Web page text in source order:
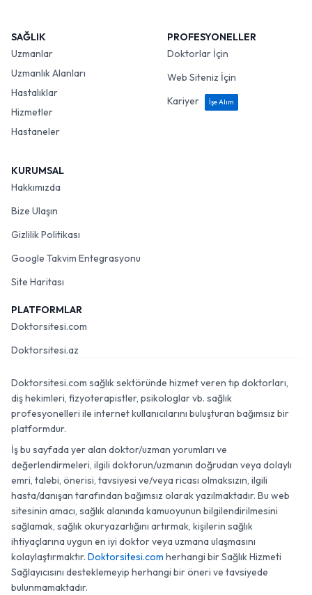
SAĞLIK
Uzmanlar
Uzmanlık Alanları
Hastalıklar
Hizmetler
Hastaneler
PROFESYONELLER
Doktorlar İçin
Web Siteniz İçin
Kariyer
İşe Alım
KURUMSAL
Hakkımızda
Bize Ulaşın
Gizlilik Politikası
Google Takvim Entegrasyonu
Site Haritası
PLATFORMLAR
Doktorsitesi.com
Doktorsitesi.az
Doktorsitesi.com sağlık sektöründe hizmet veren tıp doktorları,
diş hekimleri, fizyoterapistler, psikologlar vb. sağlık
profesyonelleri ile internet kullanıcılarını buluşturan bağımsız bir
platformdur.
İş bu sayfada yer alan doktor/uzman yorumları ve
değerlendirmeleri, ilgili doktorun/uzmanın doğrudan veya dolaylı
emri, talebi, önerisi, tavsiyesi ve/veya ricası olmaksızın, ilgili
hasta/danışan tarafından bağımsız olarak yazılmaktadır. Bu web
sitesinin amacı, sağlık alanında kamuoyunun bilgilendirilmesini
sağlamak, sağlık okuryazarlığını artırmak, kişilerin sağlık
ihtiyaçlarına uygun en iyi doktor veya uzmana ulaşmasını
kolaylaştırmaktır. Doktorsitesi.com herhangi bir Sağlık Hizmeti
Sağlayıcısını desteklemeyip herhangi bir öneri ve tavsiyede
bulunmamaktadır.